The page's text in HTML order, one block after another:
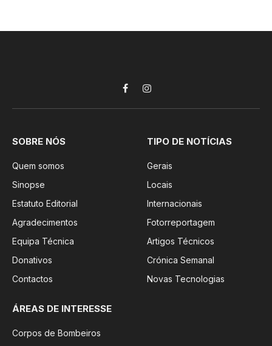
FacebookInstagram
SOBRE NÓS
Quem somos
Sinopse
Estatuto Editorial
Agradecimentos
Equipa Técnica
Donativos
Contactos
TIPO DE NOTÍCIAS
Gerais
Locais
Internacionais
Fotorreportagem
Artigos Técnicos
Crónica Semanal
Novas Tecnologias
ÁREAS DE INTERESSE
Corpos de Bombeiros